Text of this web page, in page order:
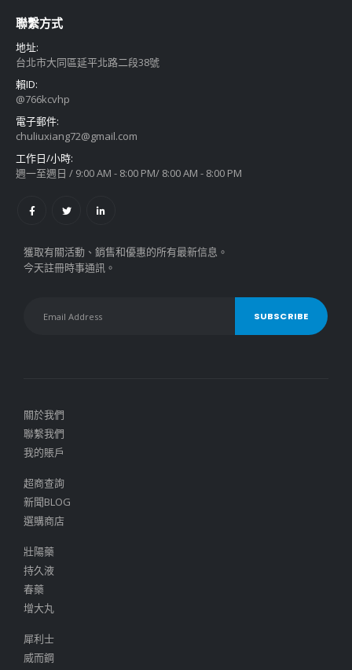
聯繫方式
地址:
台北市大同區延平北路二段38號
賴ID:
@766kcvhp
電子郵件:
chuliuxiang72@gmail.com
工作日/小時:
週一至週日 / 9:00 AM - 8:00 PM/ 8:00 AM - 8:00 PM
獲取有關活動、銷售和優惠的所有最新信息。
今天註冊時事通訊。
關於我們
聯繫我們
我的賬戶
超商查詢
新聞BLOG
選購商店
壯陽藥
持久液
春藥
增大丸
犀利士
威而鋼